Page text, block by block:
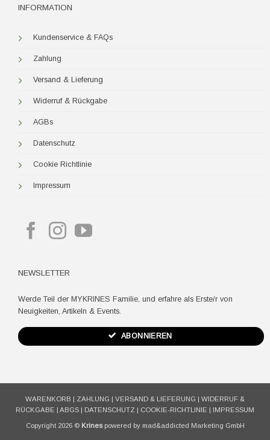
INFORMATION
Kundenservice & FAQs
Zahlung
Versand & Lieferung
Widerruf & Rückgabe
AGBs
Datenschutz
Cookie Richtlinie
Impressum
NEWSLETTER
Werde Teil der MYKRINES Familie, und erfahre als Erste/r von
Neuigkeiten, Artikeln & Events.
ABONNIEREN
WARENKORB ZAHLUNG VERSAND & LIEFERUNG
WIDERRUF &
RÜCKGABE
ABGS DATENSCHUTZ COOKIE-RICHTLINIE IMPRESSUM
Copyright 2026 © Krinespowered by mad&addicted Marketing GmbH